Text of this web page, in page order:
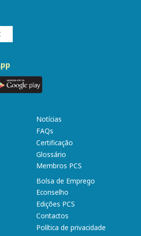
Notícias
FAQs
Certificação
Glossário
Membros PCS
Bolsa de Emprego
Econselho
Edições PCS
Contactos
Política de privacidade